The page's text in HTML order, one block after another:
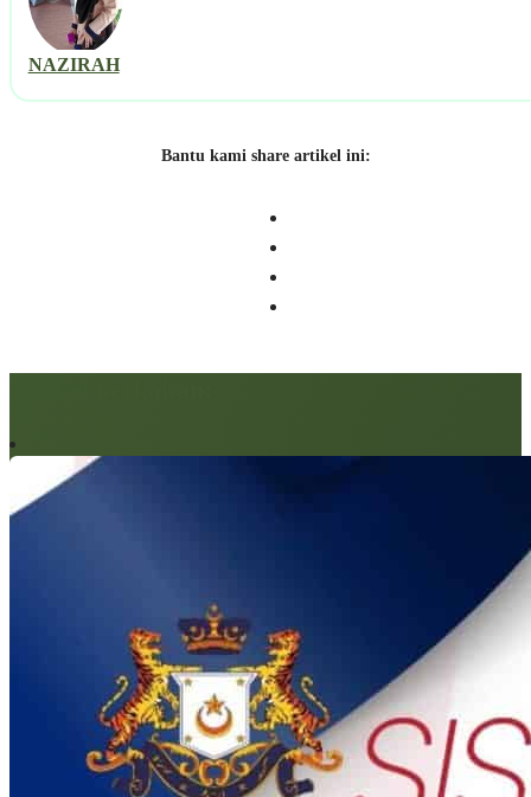
NAZIRAH
Bantu kami share artikel ini: